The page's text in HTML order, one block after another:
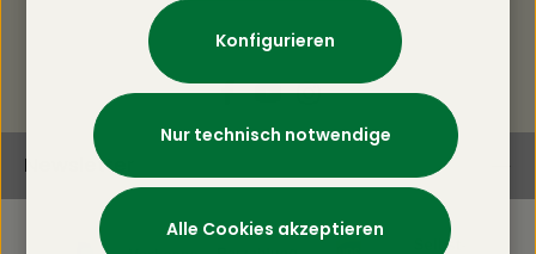
Newsletter
Nur technisch notwendige
Konfigurieren
Alle Cookies akzeptieren